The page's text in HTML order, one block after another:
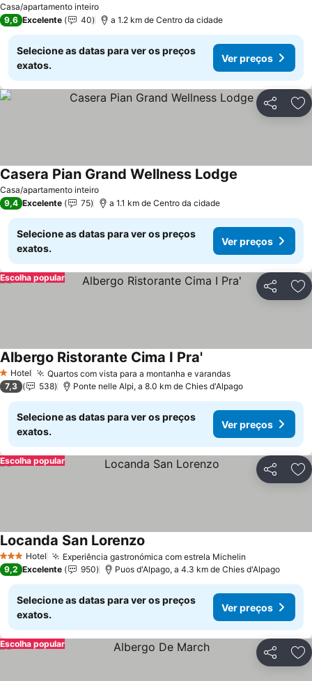
Casa/apartamento inteiro
9,6 Excelente 40 a 1.2 km de Centro da cidade
Selecione as datas para ver os preços
exatos.
Ver preços
Partilhar
Casa/apartamento inteiro
Casera Pian Grand Wellness Lodge
9,4 Excelente 75 a 1.1 km de Centro da cidade
Selecione as datas para ver os preços
exatos.
Ver preços
Partilhar
Escolha popular
1 Estrelas
Hotel Quartos com vista para a montanha e varandas
Albergo Ristorante Cima I Pra'
7,3 538 Ponte nelle Alpi, a 8.0 km de Chies d'Alpago
Selecione as datas para ver os preços
exatos.
Ver preços
Partilhar
Escolha popular
3 EstrelasHotel Experiência gastronómica com estrela Michelin
Locanda San Lorenzo
9,2 Excelente 950 Puos d'Alpago, a 4.3 km de Chies d'Alpago
Selecione as datas para ver os preços
exatos.
Ver preços
Partilhar
Escolha popular